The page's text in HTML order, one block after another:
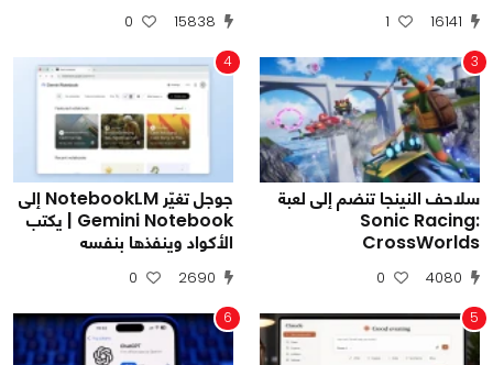
16141
1
15838
0
3
سلاحف النينجا تنضم إلى لعبة
Sonic Racing:
CrossWorlds
4080
0
4
جوجل تغيّر NotebookLM إلى
Gemini Notebook | يكتب
الأكواد وينفذها بنفسه
2690
0
5
6